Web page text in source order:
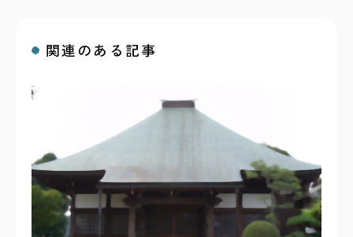
関連のある記事